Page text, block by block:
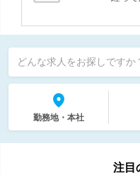
どんな求人をお探しですか
勤務地・本社
注目